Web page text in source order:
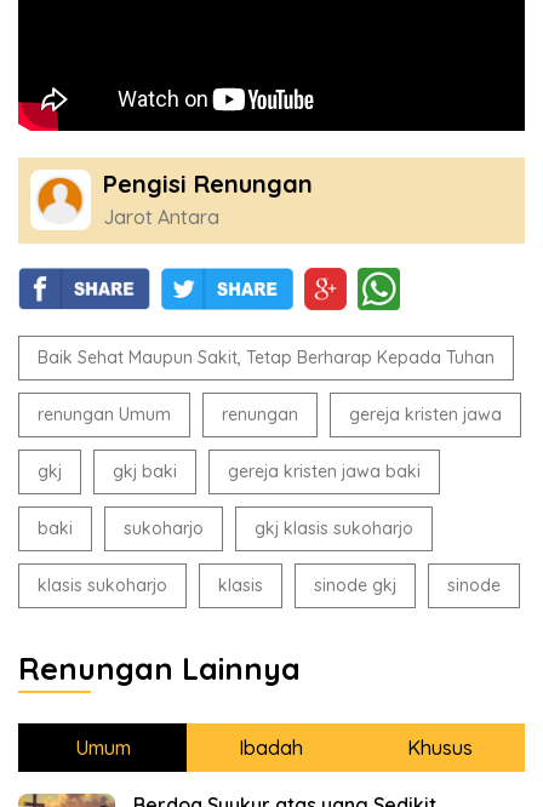
Pengisi Renungan
Jarot Antara
Baik Sehat Maupun Sakit, Tetap Berharap Kepada Tuhan
renungan Umum renungan gereja kristen jawa
gkj gkj baki gereja kristen jawa baki
baki sukoharjo gkj klasis sukoharjo
klasis sukoharjo klasis sinode gkj sinode
Renungan Lainnya
Umum Ibadah Khusus